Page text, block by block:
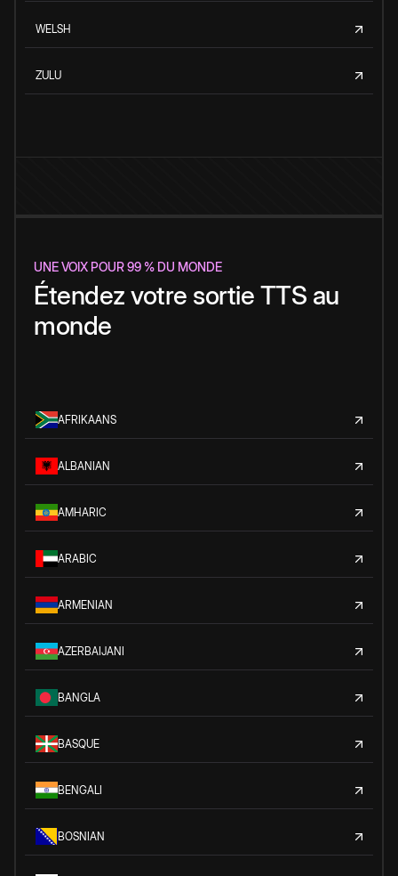
WELSH
ZULU
UNE VOIX POUR 99 % DU MONDE
Étendez votre sortie TTS au
monde
AFRIKAANS
ALBANIAN
AMHARIC
ARABIC
ARMENIAN
AZERBAIJANI
BANGLA
BASQUE
BENGALI
BOSNIAN